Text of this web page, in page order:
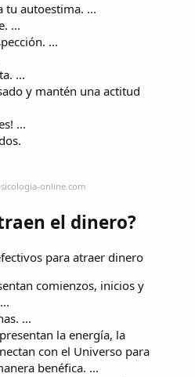
tu autoestima. ...
...
...
...
y mantén una actitud
...
online.com
el dinero?
para atraer dinero
comienzos, inicios y
...
la energía, la
con el Universo para
benéfica. ...